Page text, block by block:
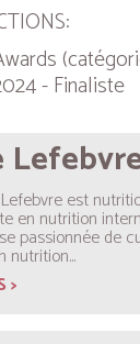
- Finaliste
est
en nutrition
passionnée de
nutrition...
>